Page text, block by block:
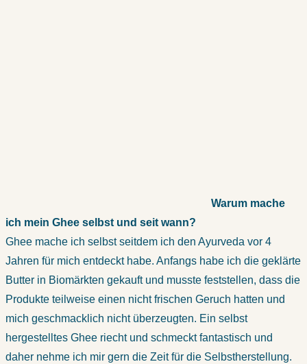
Warum mache
ich mein Ghee selbst und seit wann?
Ghee mache ich selbst seitdem ich den Ayurveda vor 4
Jahren für mich entdeckt habe. Anfangs habe ich die geklärte
Butter in Biomärkten gekauft und musste feststellen, dass die
Produkte teilweise einen nicht frischen Geruch hatten und
mich geschmacklich nicht überzeugten. Ein selbst
hergestelltes Ghee riecht und schmeckt fantastisch und
daher nehme ich mir gern die Zeit für die Selbstherstellung.